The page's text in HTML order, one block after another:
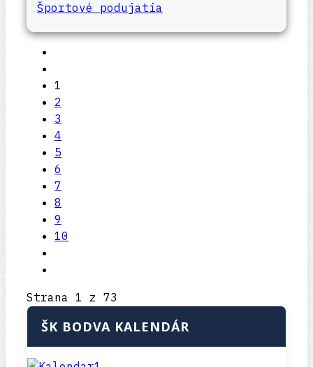
Športové podujatia
1
2
3
4
5
6
7
8
9
10
Strana 1 z 73
ŠK BODVA KALENDÁR